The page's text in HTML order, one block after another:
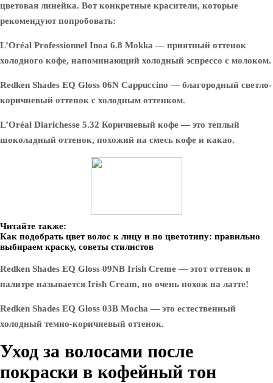
цветовая линейка. Вот конкретные красители, которые
рекомендуют попробовать:
L’Oréal Professionnel Inoa 6.8 Mokka — приятный оттенок
холодного кофе, напоминающий холодный эспрессо с молоком.
Redken Shades EQ Gloss 06N Cappuccino — благородный светло-
коричневый оттенок с холодным оттенком.
L’Oréal Diarichesse 5.32 Коричневый кофе — это теплый
шоколадный оттенок, похожий на смесь кофе и какао.
Читайте также:
Как подобрать цвет волос к лицу и по цветотипу: правильно
выбираем краску, советы стилистов
Redken Shades EQ Gloss 09NB Irish Creme — этот оттенок в
палитре называется Irish Cream, но очень похож на латте!
Redken Shades EQ Gloss 03B Mocha — это естественный
холодный темно-коричневый оттенок.
Уход за волосами после
покраски в кофейный тон